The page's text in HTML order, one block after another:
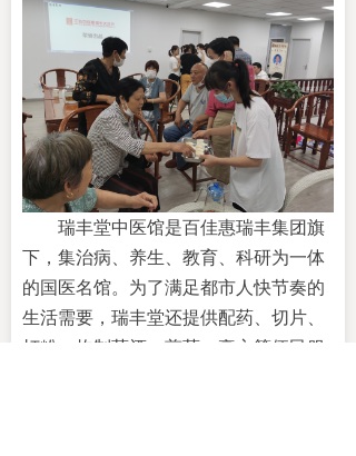
瑞丰堂中医馆是百佳惠瑞丰集团旗
下，集治病、养生、教育、科研为一体
的国医名馆。为了满足都市人快节奏的
生活需要，瑞丰堂还提供配药、切片、
打粉、炮制药酒、煎药、膏方等便民服